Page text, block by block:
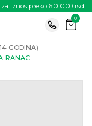
iznos preko 6.000.00 rsd
0
GODINA)
RANAC